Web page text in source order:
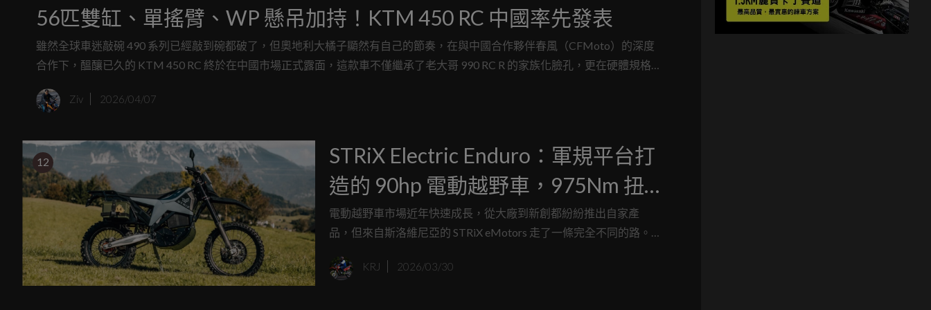
56匹雙缸、單搖臂、WP 懸吊加持！KTM 450 RC 中國率先發表
雖然全球車迷敲碗 490 系列已經敲到碗都破了，但奧地利大橘子顯然有自己的節奏，在與中國合作夥伴春風（CFMoto）的深度
合作下，醞釀已久的 KTM 450 RC 終於在中國市場正式露面，這款車不僅繼承了老大哥 990 RC R 的家族化臉孔，更在硬體規格
Ziv 2026/04/07
12
STRiX Electric Enduro：軍規平台打
造的 90hp 電動越野車，975Nm 扭
力比 450cc 燃油車更猛
電動越野車市場近年快速成長，從大廠到新創都紛紛推出自家產
品，但來自斯洛維尼亞的 STRiX eMotors 走了一條完全不同的路。
造出一款結合戰術用途、拉力賽競技與民用硬派越野的 STRiX
KRJ 2026/03/30